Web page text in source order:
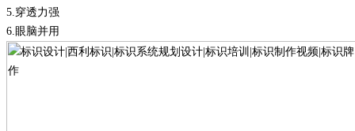
5. 穿透力强
6. 眼脑并用